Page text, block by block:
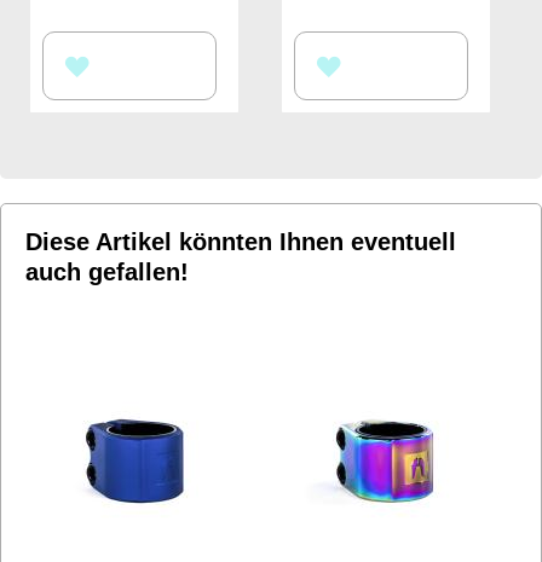
WUNSCHLISTE WUNSCHLISTE
Diese Artikel könnten Ihnen eventuell
auch gefallen!